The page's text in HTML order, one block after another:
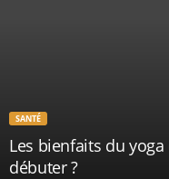
SANTÉ
Les bienfaits du
débuter ?